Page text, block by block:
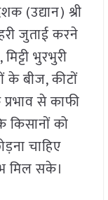
(उद्यान) श्री
जुताई करने
भुरभुरी
के बीज, कीटों
से काफी
किसानों को
चाहिए
मिल सके।